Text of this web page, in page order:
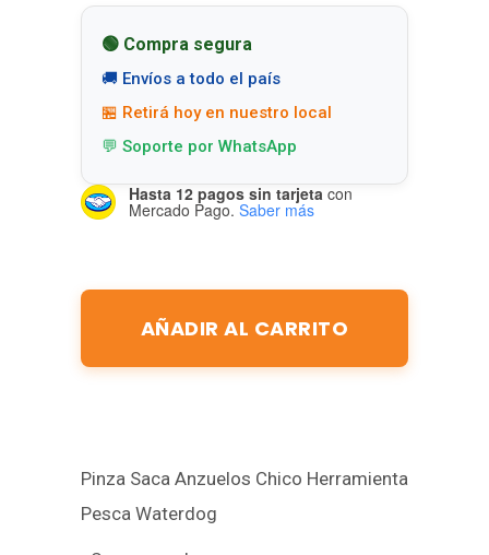
🟢 Compra segura
🚚 Envíos a todo el país
🏪 Retirá hoy en nuestro local
💬 Soporte por WhatsApp
Hasta 12 pagos sin tarjeta con
Mercado Pago. Saber más
AÑADIR AL CARRITO
Pinza Saca Anzuelos Chico Herramienta
Pesca Waterdog